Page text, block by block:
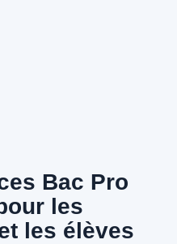
Bac Pro
les
les élèves